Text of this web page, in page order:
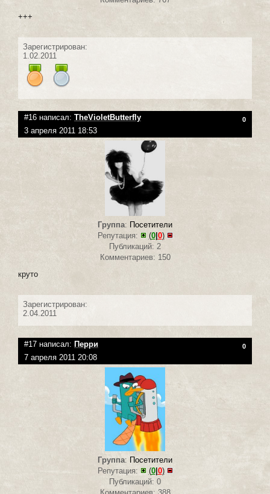
+++
Зарегистрирован:
1.02.2011
#16 написал: TheVioletButterfly 0
3 апреля 2011 18:53
Группа: Посетители
Репутация:
(0|0)
Публикаций: 2
Комментариев: 150
круто
Зарегистрирован:
2.04.2011
#17 написал: Перри 0
7 апреля 2011 20:08
Группа: Посетители
Репутация:
(0| 0)
Публикаций: 0